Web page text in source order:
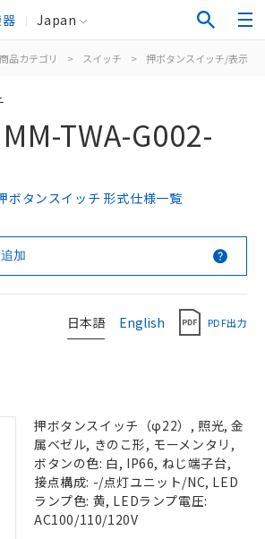
Japan
商品カテゴリ > スイッチ > 押ボタンスイッチ/表示灯
TWA-G002-
ボタンスイッチ 形式仕様一覧
加
日本語 English PDF出力
押ボタンスイッチ（φ22）, 照光, 金
属ベゼル, きのこ形, モーメンタリ,
ボタンの色: 白, IP66, ねじ端子台,
接点構成: -/点灯ユニット/NC, LED
ランプ色: 黄, LEDランプ電圧:
AC100/110/120V